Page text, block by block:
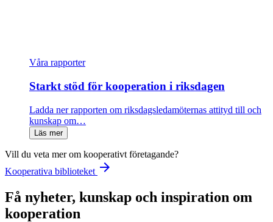
Våra rapporter
Starkt stöd för kooperation i riksdagen
Ladda ner rapporten om riksdagsledamöternas attityd till och
kunskap om…
Läs mer
Vill du veta mer om kooperativt företagande?
Kooperativa biblioteket arrow_forward
Få nyheter, kunskap och inspiration om
kooperation